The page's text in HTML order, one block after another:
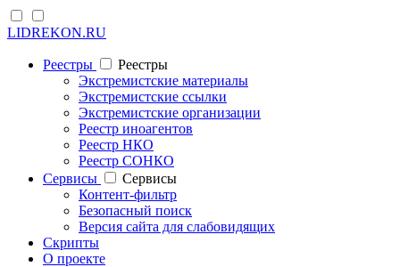
LIDREKON.RU
Реестры
Реестры
Экстремистские материалы
Экстремистские ссылки
Экстремистские организации
Реестр иноагентов
Реестр НКО
Реестр СОНКО
Cервисы
Cервисы
Контент-фильтр
Безопасный поиск
Версия сайта для слабовидящих
Скрипты
О проекте